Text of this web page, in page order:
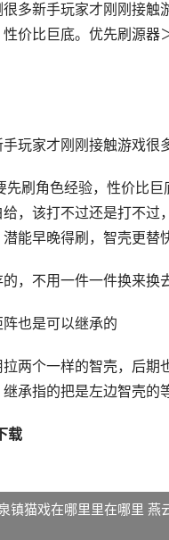
多新手玩家才刚刚接
价比巨底。优先刷源
玩家才刚刚接触游戏很
刷角色经验，性价比巨
，该打不过还是打不
能早晚得刷，智壳更替
，不用一件一件换来换
也是可以继承的
拉两个一样的智壳，后
承指的把是左边智壳的
载
镇猫戏在哪里里在哪里 燕